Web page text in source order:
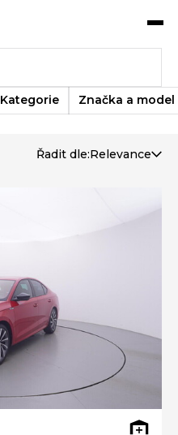
Kategorie Značka a model
Řadit dle:Relevance